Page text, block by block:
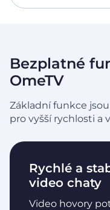
Bezplatné
OmeTV
Základní funkce
pro vyšší rychlosti a
Rychlé a
video chaty
Video hovory